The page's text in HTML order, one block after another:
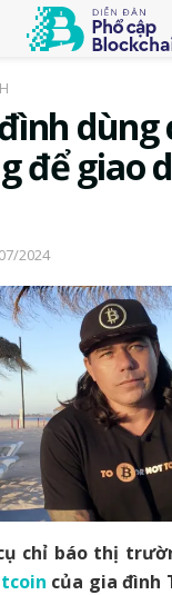
dùng
để giao
2024
chỉ báo thị
của gia đình